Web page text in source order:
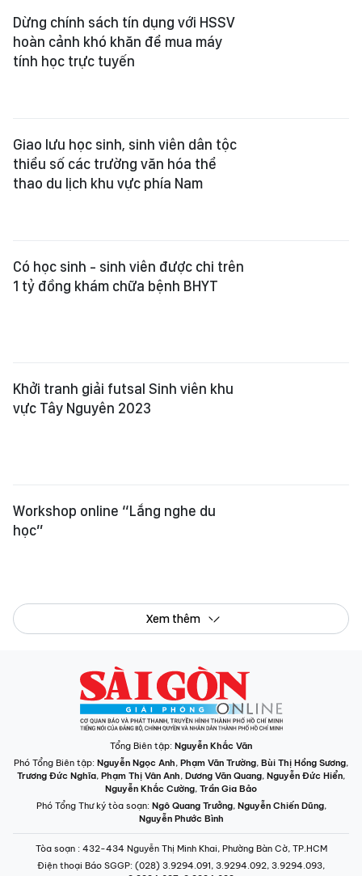
Dừng chính sách tín dụng với HSSV
hoàn cảnh khó khăn để mua máy
tính học trực tuyến
Giao lưu học sinh, sinh viên dân tộc
thiểu số các trường văn hóa thể
thao du lịch khu vực phía Nam
Có học sinh - sinh viên được chi trên
1 tỷ đồng khám chữa bệnh BHYT
Khởi tranh giải futsal Sinh viên khu
vực Tây Nguyên 2023
Workshop online “Lắng nghe du
học”
Xem thêm
Tổng Biên tập: Nguyễn Khắc Văn
Phó Tổng Biên tập: Nguyễn Ngọc Anh, Phạm Văn Trường, Bùi Thị Hồng Sương,
Trương Đức Nghĩa, Phạm Thị Vân Anh, Dương Văn Quang, Nguyễn Đức Hiển,
Nguyễn Khắc Cường, Trần Gia Bảo
Phó Tổng Thư ký tòa soạn: Ngô Quang Trưởng, Nguyễn Chiến Dũng,
Nguyễn Phước Bình
Tòa soạn : 432-434 Nguyễn Thị Minh Khai, Phường Bàn Cờ, TP.HCM
Điện thoại Báo SGGP: (028) 3.9294.091, 3.9294.092, 3.9294.093,